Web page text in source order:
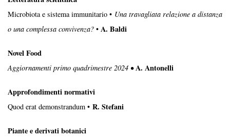
Microbiota e sistema immunitario • Una travagliata relazione a distanza
o una complessa convivenza? • A. Baldi
Novel Food
Aggiornamenti primo quadrimestre 2024 •A. Antonelli
Approfondimenti normativi
Quod erat demonstrandum • R. Stefani
Piante e derivati botanici